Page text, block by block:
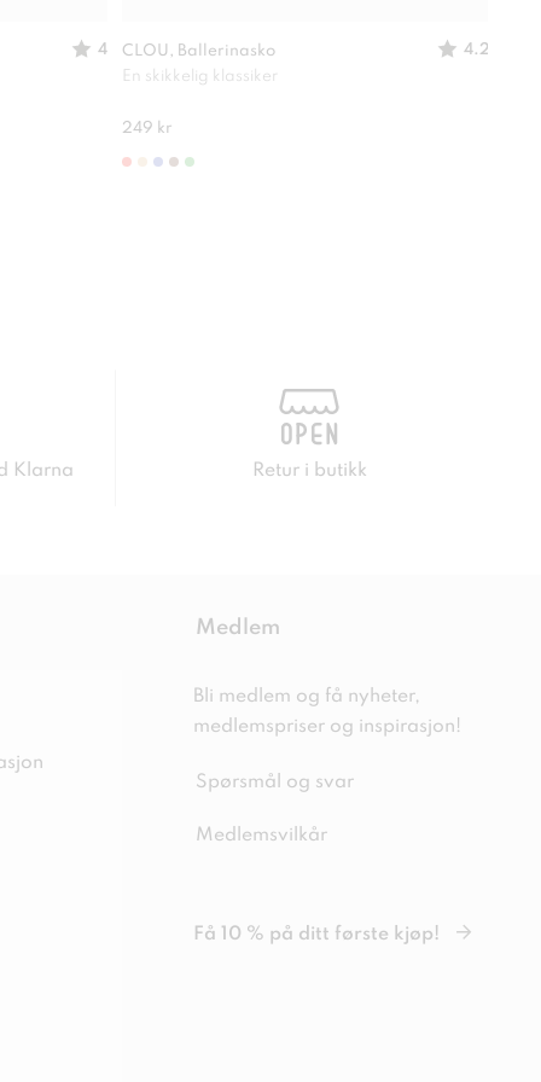
4 CLOU, Ballerinasko
4.2
En skikkelig klassiker
249 kr
Klarna Retur i butikk
Medlem
Bli medlem og få nyheter,
medlemspriser og inspirasjon!
Spørsmål og svar
Medlemsvilkår
Få 10 % på ditt første kjøp!